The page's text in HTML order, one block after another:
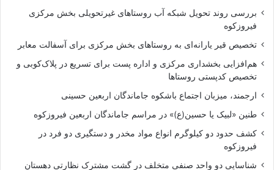
بررسی روند تحویل شبکه آب روستاهای غیرتحویلی بخش مرکزی
فیروزکوه
تخصیص قیر یارانه‌ای به روستاهای بخش مرکزی برای آسفالت معابر
هم‌افزایی بخشداری مرکزی و اداره پست برای تسریع در پلاک‌کوبی و
تخصیص کدپستی روستاها
ارجمند، میزبان اجتماع باشکوه جاماندگان اربعین حسینی
طنین «لبیک یا حسین(ع)» در مراسم جاماندگان اربعین فیروزکوه
کشف حدود دو کیلوگرم انواع مواد مخدر و دستگیری دو فرد در
فیروزکوه
شناسایی دو واحد صنفی متخلف در گشت مشترک نظارتی دهستان